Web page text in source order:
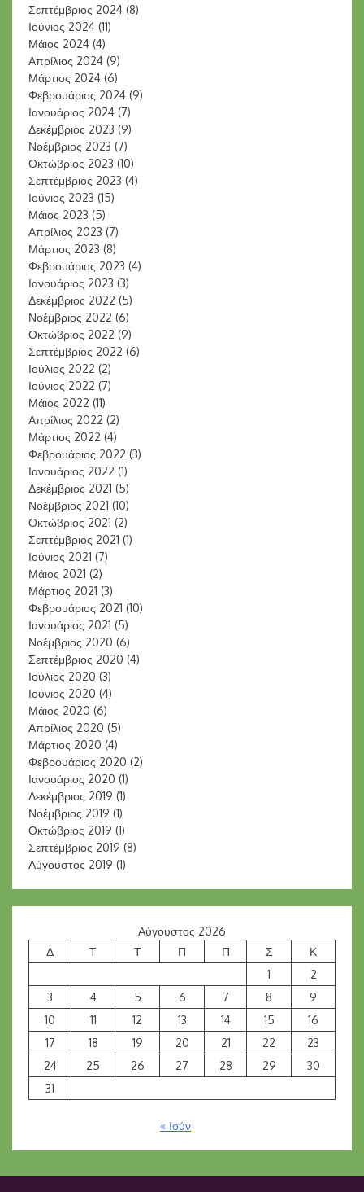
Σεπτέμβριος 2024 (8)
Ιούνιος 2024 (11)
Μάιος 2024 (4)
Απρίλιος 2024 (9)
Μάρτιος 2024 (6)
Φεβρουάριος 2024 (9)
Ιανουάριος 2024 (7)
Δεκέμβριος 2023 (9)
Νοέμβριος 2023 (7)
Οκτώβριος 2023 (10)
Σεπτέμβριος 2023 (4)
Ιούνιος 2023 (15)
Μάιος 2023 (5)
Απρίλιος 2023 (7)
Μάρτιος 2023 (8)
Φεβρουάριος 2023 (4)
Ιανουάριος 2023 (3)
Δεκέμβριος 2022 (5)
Νοέμβριος 2022 (6)
Οκτώβριος 2022 (9)
Σεπτέμβριος 2022 (6)
Ιούλιος 2022 (2)
Ιούνιος 2022 (7)
Μάιος 2022 (11)
Απρίλιος 2022 (2)
Μάρτιος 2022 (4)
Φεβρουάριος 2022 (3)
Ιανουάριος 2022 (1)
Δεκέμβριος 2021 (5)
Νοέμβριος 2021 (10)
Οκτώβριος 2021 (2)
Σεπτέμβριος 2021 (1)
Ιούνιος 2021 (7)
Μάιος 2021 (2)
Μάρτιος 2021 (3)
Φεβρουάριος 2021 (10)
Ιανουάριος 2021 (5)
Νοέμβριος 2020 (6)
Σεπτέμβριος 2020 (4)
Ιούλιος 2020 (3)
Ιούνιος 2020 (4)
Μάιος 2020 (6)
Απρίλιος 2020 (5)
Μάρτιος 2020 (4)
Φεβρουάριος 2020 (2)
Ιανουάριος 2020 (1)
Δεκέμβριος 2019 (1)
Νοέμβριος 2019 (1)
Οκτώβριος 2019 (1)
Σεπτέμβριος 2019 (8)
Αύγουστος 2019 (1)
Αύγουστος 2026
Δ
Τ Τ Π Π Σ
Κ
1
2
3
4 5 6 7 8
9
10
11 12 13 14 15
16
17
18 19 20 21 22
23
24
25 26 27 28 29
30
31
« Ιούν